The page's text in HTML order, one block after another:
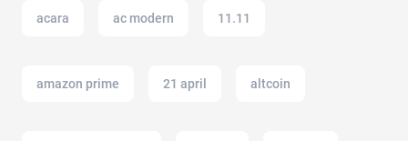
acara ac modern 11.11
amazon prime 21 april altcoin